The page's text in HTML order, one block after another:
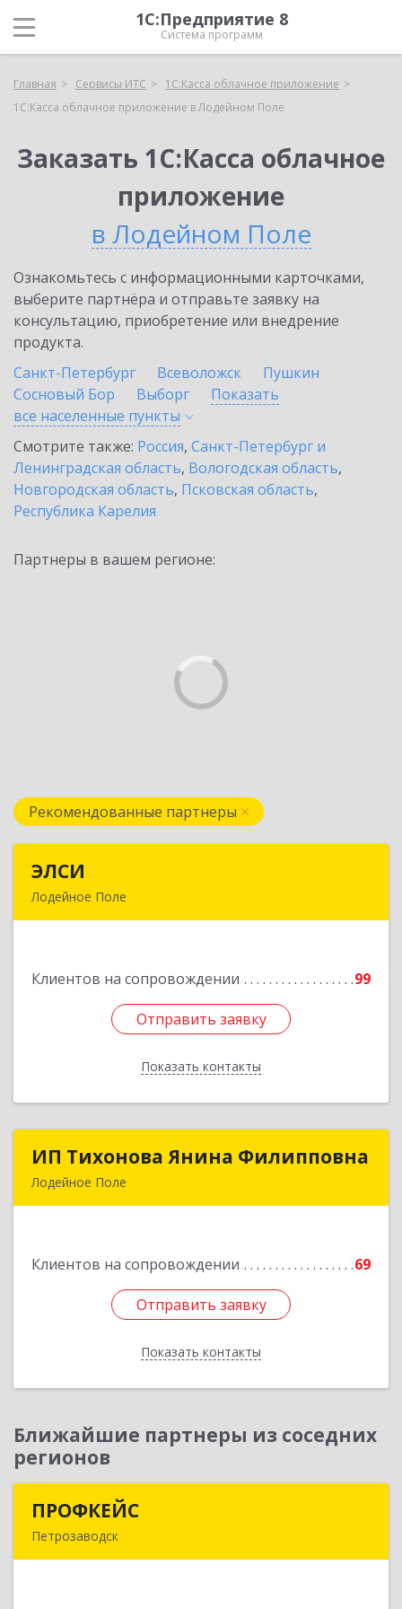
1С:Предприятие 8
Система программ
Главная Сервисы ИТС
1С:Касса облачное приложение
1С:Касса облачное приложение в Лодейном Поле
Заказать 1С:Касса облачное
приложение
в Лодейном Поле
Ознакомьтесь с информационными карточками,
выберите партнёра и отправьте заявку на
консультацию, приобретение или внедрение
продукта.
Санкт-Петербург
Всеволожск
Пушкин
Сосновый Бор
Выборг
Показать
все населенные пункты
Смотрите также: Россия, Санкт-Петербург и
Ленинградская область, Вологодская область,
Новгородская область, Псковская область,
Республика Карелия
Партнеры в вашем регионе:
Рекомендованные партнеры
ЭЛСИ
Лодейное Поле
Клиентов на сопровождении 99
Отправить заявку
Показать контакты
Подробнее
Отправить заявку
Назад
ИП Тихонова Янина Филипповна
Лодейное Поле
Клиентов на сопровождении 69
Отправить заявку
Показать контакты
ИП Тихонова Янина Филипповна
Ближайшие партнеры из соседних
регионов
ПРОФКЕЙС
Петрозаводск